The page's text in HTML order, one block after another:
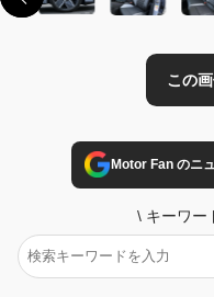
Motor Fan のニ
\ キーワー